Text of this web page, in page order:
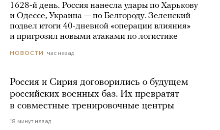
1628-й день. Россия нанесла удары по Харькову
и Одессе, Украина — по Белгороду. Зеленский
подвел итоги 40-дневной «операции влияния»
и пригрозил новыми атаками по логистике
НОВОСТИ час назад
Россия и Сирия договорились о будущем
российских военных баз. Их превратят
в совместные тренировочные центры
18 минут назад